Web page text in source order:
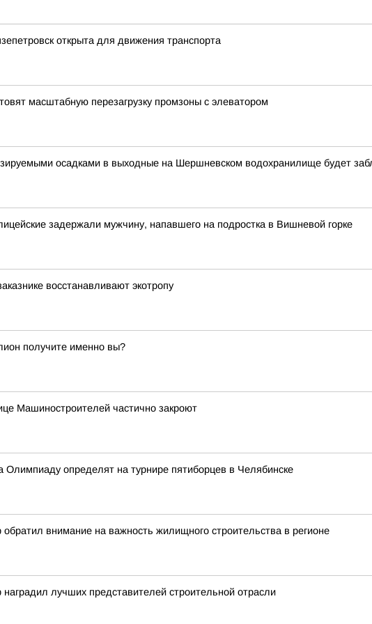
открыта для движения транспорта
масштабную перезагрузку промзоны с элеватором
осадками в выходные на Шершневском водохранилище будет
задержали мужчину, напавшего на подростка в Вишневой горке
восстанавливают экотропу
получите именно вы?
Машиностроителей частично закроют
Олимпиаду определят на турнире пятиборцев в Челябинске
обратил внимание на важность жилищного строительства в регионе
наградил лучших представителей строительной отрасли